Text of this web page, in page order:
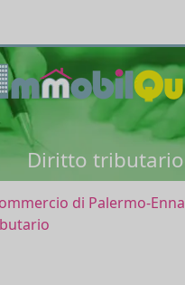
Diritto tributario
di Palermo-Enna